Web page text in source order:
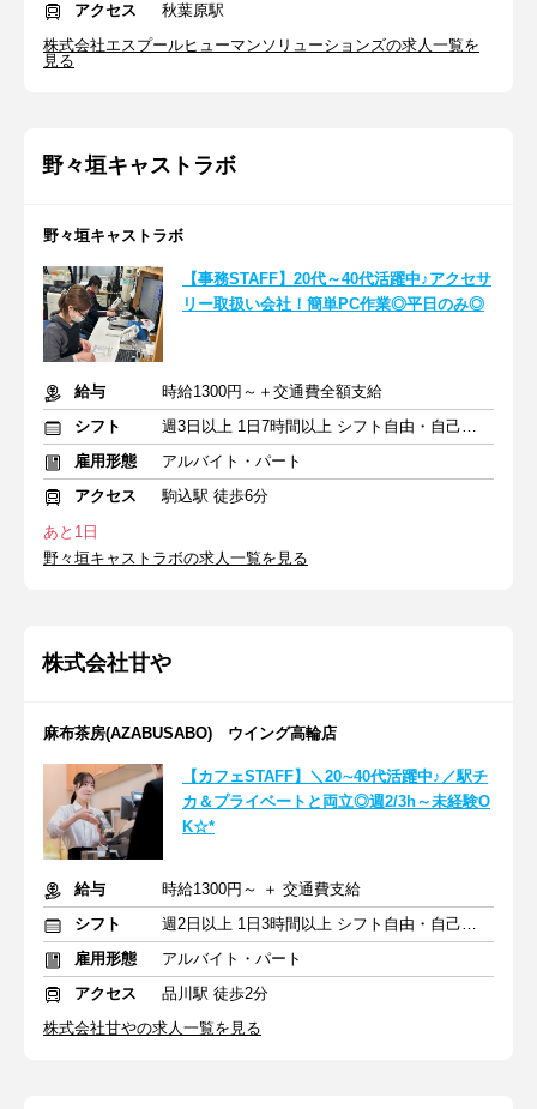
アクセス
秋葉原駅
株式会社エスプールヒューマンソリューションズの求人一覧を
見る
野々垣キャストラボ
野々垣キャストラボ
【事務STAFF】20代～40代活躍中♪アクセサ
リー取扱い会社！簡単PC作業◎平日のみ◎
給与
時給1300円～＋交通費全額支給
シフト
週3日以上 1日7時間以上 シフト自由・自己申告
雇用形態
アルバイト・パート
アクセス
駒込駅 徒歩6分
あと1日
野々垣キャストラボの求人一覧を見る
株式会社甘や
麻布茶房(AZABUSABO) ウイング高輪店
【カフェSTAFF】＼20∼40代活躍中♪／駅チ
カ＆プライベートと両立◎週2/3h～未経験O
K☆*
給与
時給1300円～ ＋ 交通費支給
シフト
週2日以上 1日3時間以上 シフト自由・自己申告
雇用形態
アルバイト・パート
アクセス
品川駅 徒歩2分
株式会社甘やの求人一覧を見る